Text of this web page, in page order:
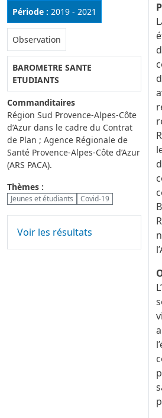
Période : 2019 - 2021
Rubrique :
Observation
BAROMETRE SANTE
ETUDIANTS
Commanditaires
Région Sud Provence-Alpes-Côte
d’Azur dans le cadre du Contrat
de Plan ; Agence Régionale de
Santé Provence-Alpes-Côte d’Azur
(ARS PACA).
Thèmes :
Jeunes et étudiants Covid-19
Voir les résultats